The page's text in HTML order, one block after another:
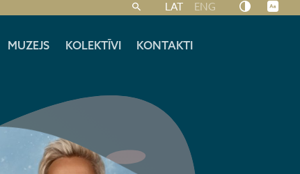
LAT ENG
MUZEJS KOLEKTĪVI KONTAKTI